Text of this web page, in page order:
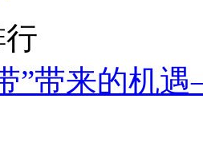
”带来的机